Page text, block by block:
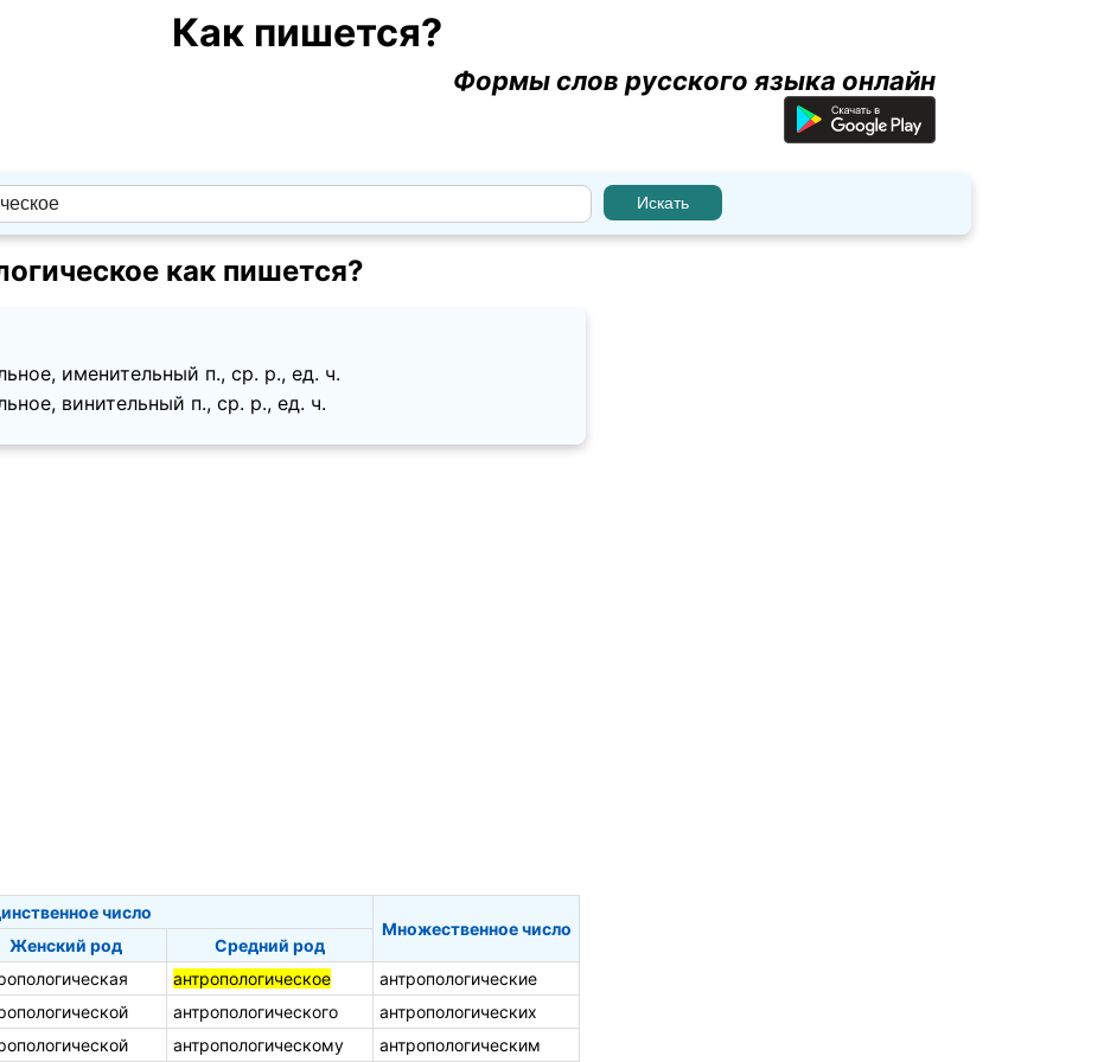
Как пишется?
Формы слов русского языка онлайн
как пишется?
именительный п., ср. p., ед. ч.
винительный п., ср. p., ед. ч.
число
Множественное число
Женский род
Средний род
антропологическое
антропологические
антропологического
антропологических
антропологическому антропологическим